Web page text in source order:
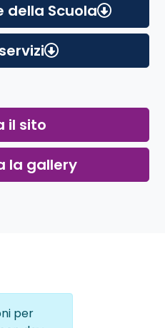
della Scuola
il sito
la gallery
per